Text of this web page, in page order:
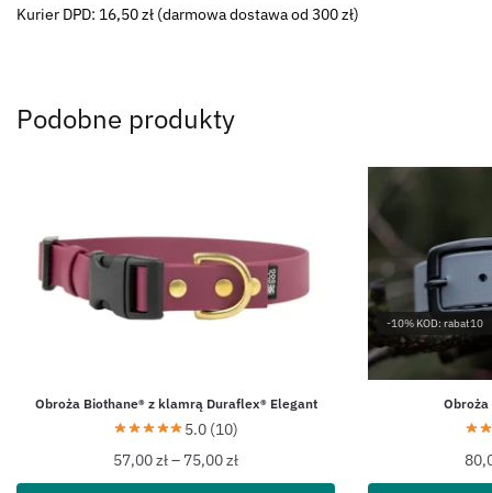
Kurier DPD: 16,50 zł (darmowa dostawa od 300 zł)
Podobne produkty
Obroża Biothane® z klamrą Duraflex® Elegant
5.0 (10)
57,00zł– 75,00zł
-10% KOD: rabat10
Obroża